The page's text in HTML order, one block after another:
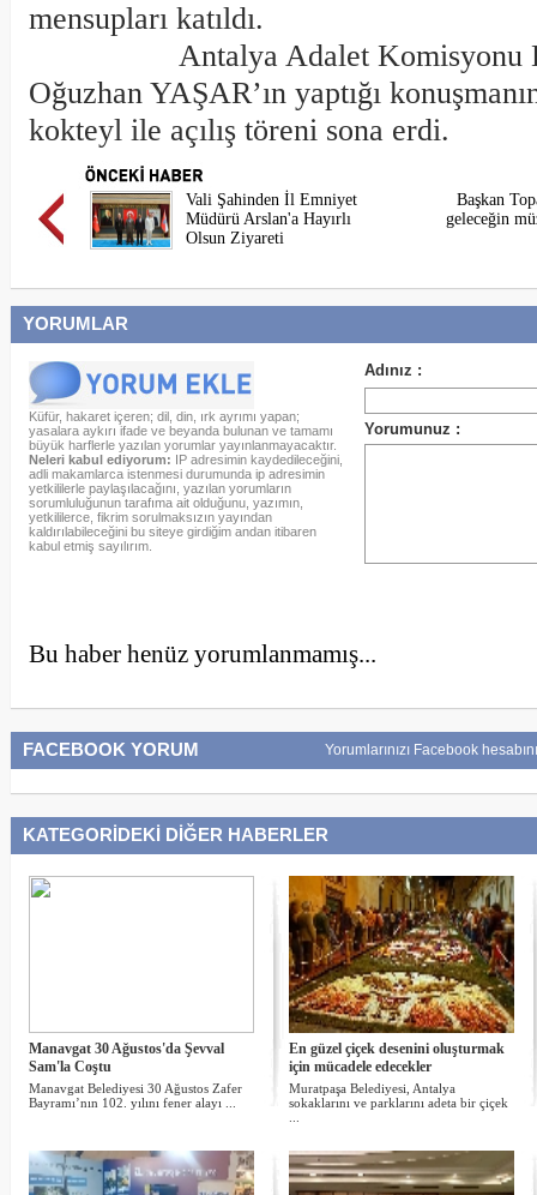
mensupları katıldı.
Antalya Adalet Komisyonu
Oğuzhan YAŞAR’ın yaptığı
kokteyl ile açılış töreni sona erdi.
Vali Şahinden İl Emniyet
Müdürü Arslan'a Hayırlı
Olsun Ziyareti
Başkan
geleceğin
YORUMLAR
Küfür, hakaret içeren; dil, din, ırk ayrımı yapan;
yasalara aykırı ifade ve beyanda bulunan ve tamamı
büyük harflerle yazılan yorumlar yayınlanmayacaktır.
Neleri kabul ediyorum: IP adresimin kaydedileceğini,
adli makamlarca istenmesi durumunda ip adresimin
yetkililerle paylaşılacağını, yazılan yorumların
sorumluluğunun tarafıma ait olduğunu, yazımın,
yetkililerce, fikrim sorulmaksızın yayından
kaldırılabileceğini bu siteye girdiğim andan itibaren
kabul etmiş sayılırım.
Bu haber henüz yorumlanmamış...
FACEBOOK YORUM Yorumlarınızı Facebook
KATEGORİDEKİ DİĞER HABERLER
Manavgat 30 Ağustos'da Şevval
Sam'la Coştu
Manavgat Belediyesi 30 Ağustos Zafer
Bayramı’nın 102. yılını fener alayı ...
En güzel çiçek desenini oluşturmak
için mücadele edecekler
Muratpaşa Belediyesi, Antalya
sokaklarını ve parklarını adeta bir çiçek